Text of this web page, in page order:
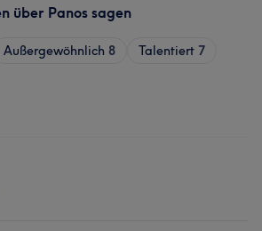
über Panos sagen
Außergewöhnlich 8 Talentiert 7